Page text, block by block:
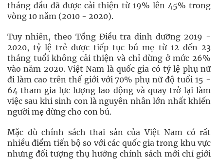
tháng đầu đã được cải thiện từ 19% lên 45% trong
vòng 10 năm (2010 - 2020).
Tuy nhiên, theo Tổng Điều tra dinh dưỡng 2019 -
2020, tỷ lệ trẻ được tiếp tục bú mẹ từ 12 đến 23
tháng tuổi không cải thiện và chỉ dừng ở mức 26%
vào năm 2020. Việt Nam là quốc gia có tỷ lệ phụ nữ
đi làm cao trên thế giới với 70% phụ nữ độ tuổi 15 -
64 tham gia lực lượng lao động và quay trở lại làm
việc sau khi sinh con là nguyên nhân lớn nhất khiến
người mẹ dừng cho con bú.
Mặc dù chính sách thai sản của Việt Nam có rất
nhiều điểm tiến bộ so với các quốc gia trong khu vực
nhưng đối tượng thụ hưởng chính sách mới chỉ giới